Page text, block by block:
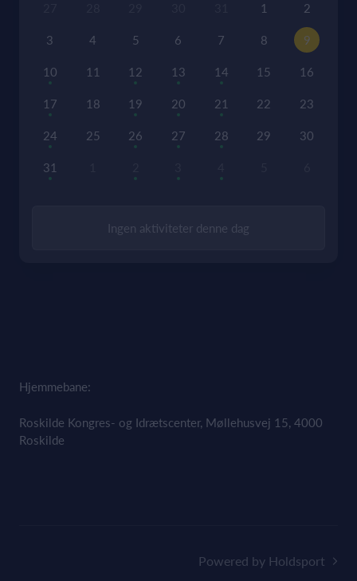
1 2
3 4 5 6 7 8 9
10 11 12 13 14 15 16
17 18 19 20 21 22 23
24 25 26 27 28 29 30
31
Ingen aktiviteter denne dag
Hjemmebane:
Roskilde Kongres- og Idrætscenter, Møllehusvej 15, 4000
Roskilde
Powered by Holdsport